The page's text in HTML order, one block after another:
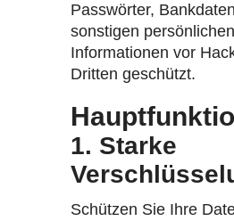
Passwörter,
sonstigen persönlichen
Informationen vor
Dritten geschützt.
1. Starke
Schützen Sie Ihre